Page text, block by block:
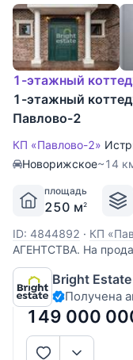
1-этажный
1-этажный
Павлово-2
КП «Павлово-2»
Новорижское~14
площадь
250 м2
ID: 4844892 · КП
АГЕНТСТВА. На
коттедж площадью
Павлово-2, всего в
шоссе. Одноэтажный
современный
Bright Estate
Получена
149 000